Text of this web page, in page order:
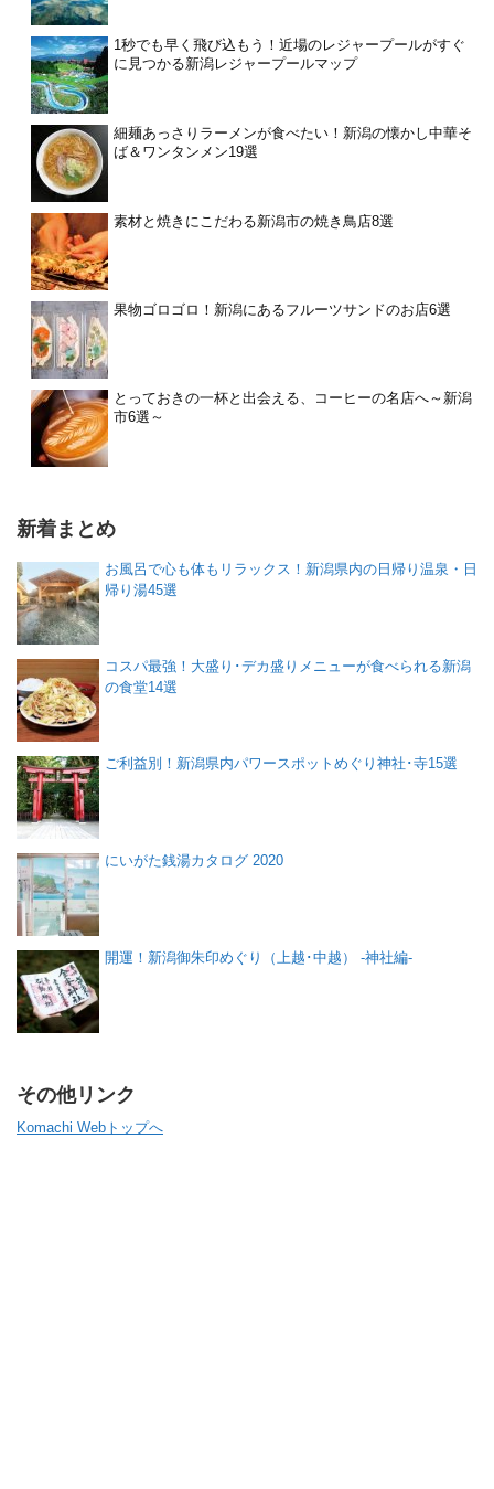
1秒でも早く飛び込もう！近場のレジャープールがすぐ
に見つかる新潟レジャープールマップ
細麺あっさりラーメンが食べたい！新潟の懐かし中華そ
ば＆ワンタンメン19選
素材と焼きにこだわる新潟市の焼き鳥店8選
果物ゴロゴロ！新潟にあるフルーツサンドのお店6選
とっておきの一杯と出会える、コーヒーの名店へ～新潟
市6選～
新着まとめ
お風呂で心も体もリラックス！新潟県内の日帰り温泉・日
帰り湯45選
コスパ最強！大盛り･デカ盛りメニューが食べられる新潟
の食堂14選
ご利益別！新潟県内パワースポットめぐり神社･寺15選
にいがた銭湯カタログ 2020
開運！新潟御朱印めぐり（上越･中越） -神社編-
その他リンク
Komachi Webトップへ